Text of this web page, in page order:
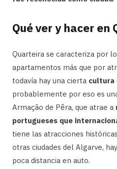
Qué ver y hacer en
Quarteira se caracteriza por
apartamentos más que por
todavía hay una cierta cultura
probablemente por eso es
Armação de Pêra, que atrae a
portugueses que
tiene las atracciones
otras ciudades del Algarve,
poca distancia en auto.